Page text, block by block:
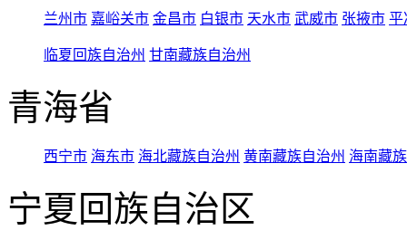
兰州市 嘉峪关市 金昌市 白银市 天水市 武威市 张掖市 平
临夏回族自治州 甘南藏族自治州
青海省
西宁市 海东市 海北藏族自治州 黄南藏族自治州 海南藏
宁夏回族自治区